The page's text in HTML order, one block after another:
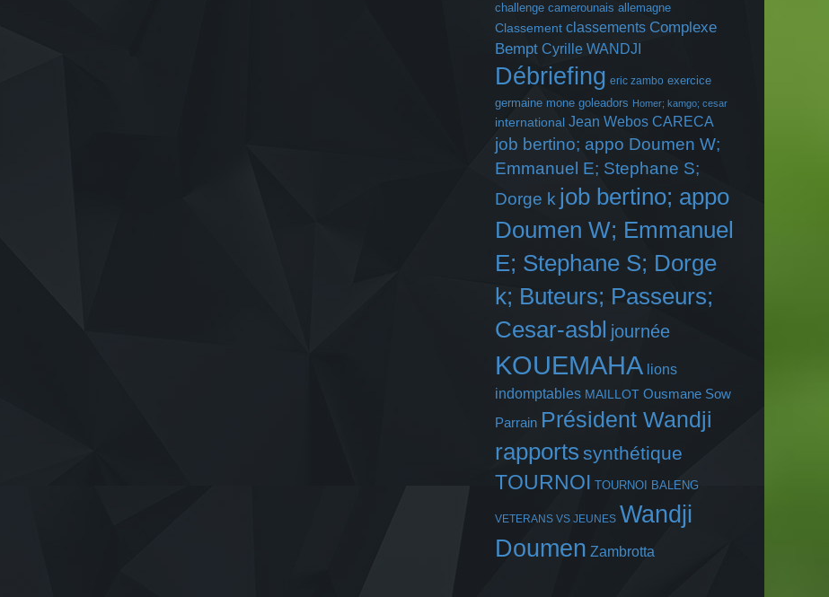
challenge camerounais allemagne
Classement classements Complexe
Bempt Cyrille WANDJI
Débriefing eric zambo exercice
germaine mone goleadors Homer; kamgo; cesar
international Jean Webos CARECA
job bertino; appo Doumen W;
Emmanuel E; Stephane S;
Dorge k job bertino; appo
Doumen W; Emmanuel
E; Stephane S; Dorge
k; Buteurs; Passeurs;
Cesar-asbl journée
KOUEMAHA lions
indomptables MAILLOT Ousmane Sow
Parrain Président Wandji
rapports synthétique
TOURNOI TOURNOI BALENG
VETERANS VS JEUNES Wandji
Doumen Zambrotta